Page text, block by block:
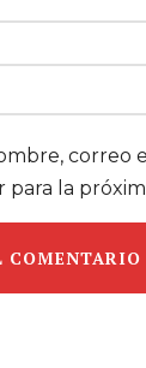
correo
para la